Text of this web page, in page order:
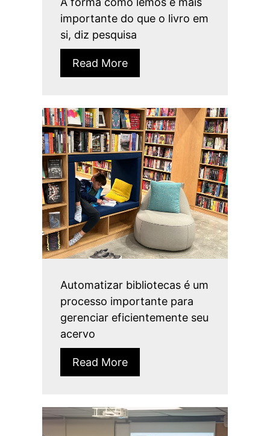
importante do que o livro em
si, diz pesquisa
Read More
Automatizar bibliotecas é um
processo importante para
gerenciar eficientemente seu
acervo
Read More